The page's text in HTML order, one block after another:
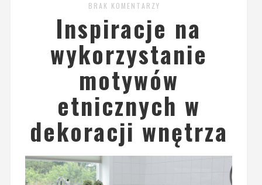
BRAK KOMENTARZY
Inspiracje na
wykorzystanie
motywów
etnicznych w
dekoracji wnętrza